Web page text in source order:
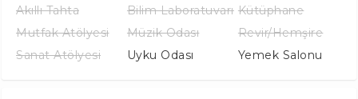
Akıllı Tahta Bilim Laboratuvarı Kütüphane
Mutfak Atölyesi
Müzik Odası
Revir/Hemşire
Sanat Atölyesi
Uyku Odası Yemek Salonu